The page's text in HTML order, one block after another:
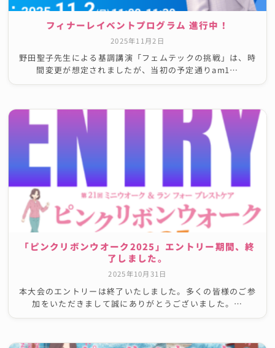
フィナーレイベントプログラム 進行中！
2025年11月2日
野田聖子先生による基調講演「フェムテックの挑戦」は、時
間変更が想定されましたが、当初の予定通りam1…
「ピンクリボンウオーク2025」エントリー期間、終
了しました。
2025年10月31日
本大会のエントリーは終了いたしました。多くの皆様のご参
加をいただきまして誠にありがとうございました。…